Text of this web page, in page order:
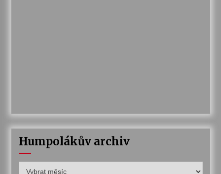
Humpolákův archiv